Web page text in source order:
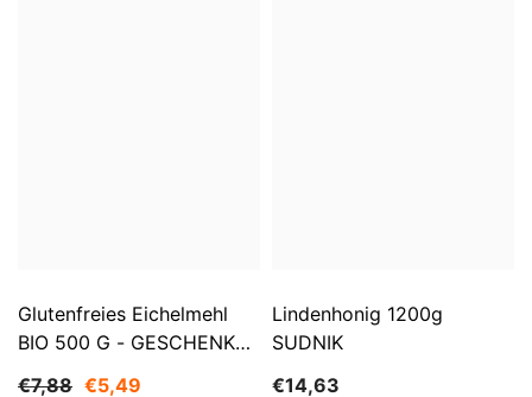
Glutenfreies Eichelmehl
BIO 500 G - GESCHENKE
€7,88 €5,49
Lindenhonig 1200g
SUDNIK
€14,63